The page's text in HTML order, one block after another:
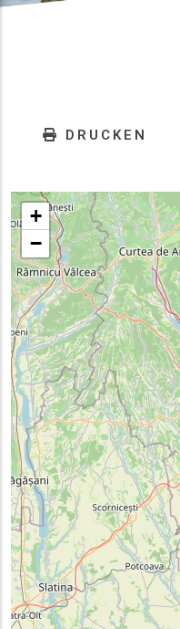
DRUCKEN
+
−